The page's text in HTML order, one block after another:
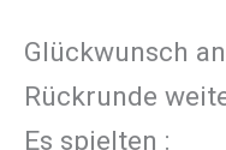
Glückwunsch
Rückrunde
Es spielten :